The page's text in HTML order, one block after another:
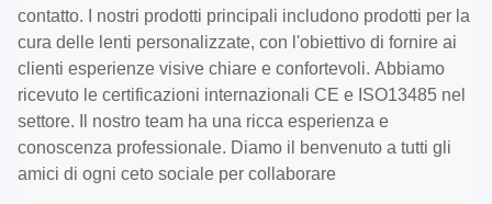
contatto. I nostri prodotti principali includono prodotti per la
cura delle lenti personalizzate, con l'obiettivo di fornire ai
clienti esperienze visive chiare e confortevoli. Abbiamo
ricevuto le certificazioni internazionali CE e ISO13485 nel
settore. Il nostro team ha una ricca esperienza e
conoscenza professionale. Diamo il benvenuto a tutti gli
amici di ogni ceto sociale per collaborare